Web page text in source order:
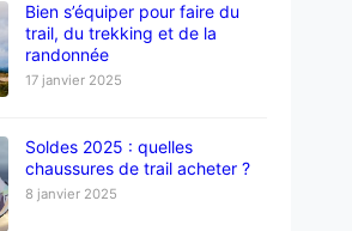
Bien s’équiper pour faire du
trail, du trekking et de la
randonnée
17 janvier 2025
Soldes 2025 : quelles
chaussures de trail acheter ?
8 janvier 2025